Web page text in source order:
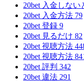
20bet 入金しない
20bet 入金方法 79
20bet 登録 9
20bet 見るだけ 82
20bet 視聴方法
20bet 視聴方法
20bet 評判 342
20bet 違法 291